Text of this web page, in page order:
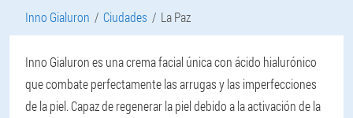
Inno Gialuron Ciudades La Paz
Inno Gialuron es una crema facial única con ácido hialurónico
que combate perfectamente las arrugas y las imperfecciones
de la piel. Capaz de regenerar la piel debido a la activación de la